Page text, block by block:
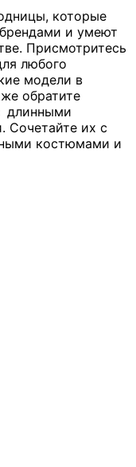
которые
и умеют
Присмотритесь
любого
модели в
обратите
длинными
Сочетайте их с
костюмами и